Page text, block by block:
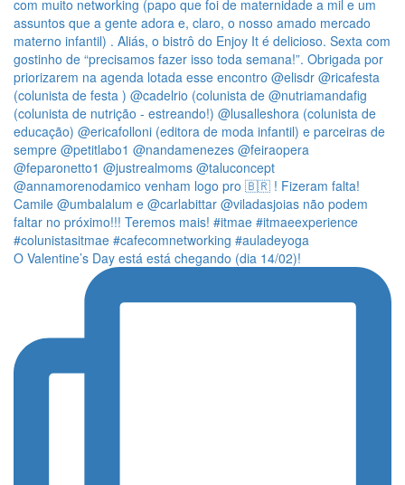
O Valentine’s Day está está chegando (dia 14/02)!